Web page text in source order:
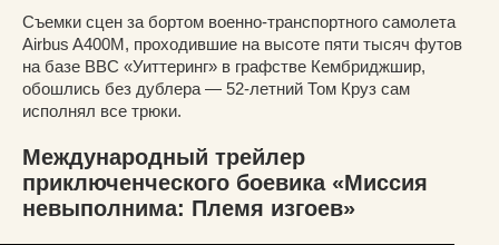
Съемки сцен за бортом военно-транспортного самолета
Airbus A400M, проходившие на высоте пяти тысяч футов
на базе ВВС «Уиттеринг» в графстве Кембриджшир,
обошлись без дублера — 52-летний Том Круз сам
исполнял все трюки.
Международный трейлер
приключенческого боевика «Миссия
невыполнима: Племя изгоев»